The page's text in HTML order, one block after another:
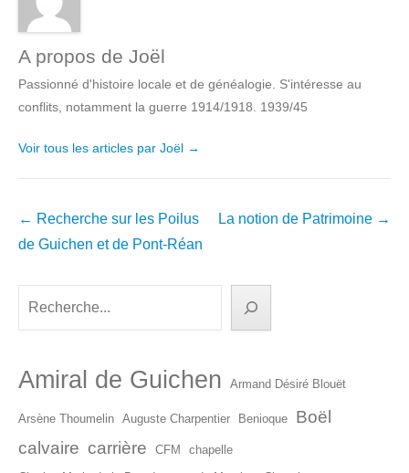
A propos de Joël
Passionné d'histoire locale et de généalogie. S'intéresse au
conflits, notamment la guerre 1914/1918. 1939/45
Voir tous les articles par Joël →
Navigation
dans
← Recherche sur les Poilus
de Guichen et de Pont-Réan
La notion de Patrimoine →
Amiral de Guichen Armand Désiré Blouët
Arsène Thoumelin Auguste Charpentier Benioque
Boël
calvaire carrière CFM
chapelle